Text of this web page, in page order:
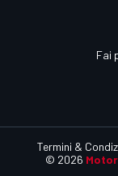
Fai
© 2026
Termini &